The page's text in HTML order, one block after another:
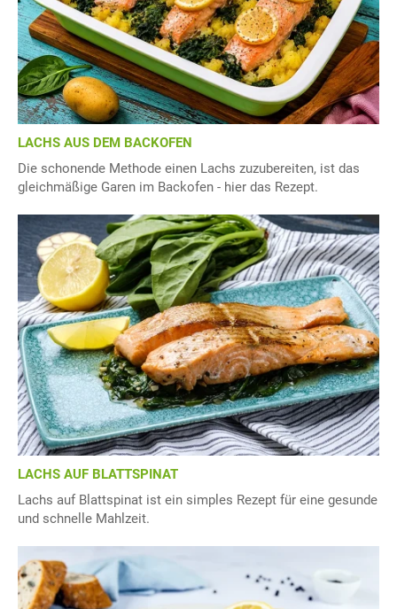
LACHS AUS DEM BACKOFEN
Die schonende Methode einen Lachs zuzubereiten, ist das
gleichmäßige Garen im Backofen - hier das Rezept.
LACHS AUF BLATTSPINAT
Lachs auf Blattspinat ist ein simples Rezept für eine gesunde
und schnelle Mahlzeit.